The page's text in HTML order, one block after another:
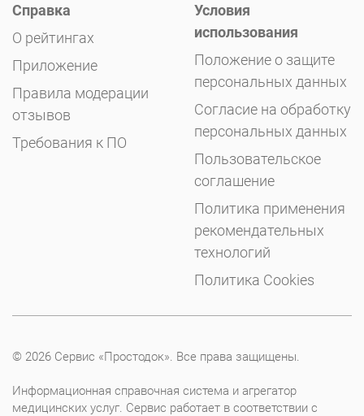
Справка
О рейтингах
Приложение
Правила модерации
отзывов
Требования к ПО
Условия
использования
Положение о защите
персональных данных
Согласие на обработку
персональных данных
Пользовательское
соглашение
Политика применения
рекомендательных
технологий
Политика Cookies
© 2026 Сервис «Простодок». Все права защищены.
Информационная справочная система и агрегатор
медицинских услуг. Сервис работает в соответствии с